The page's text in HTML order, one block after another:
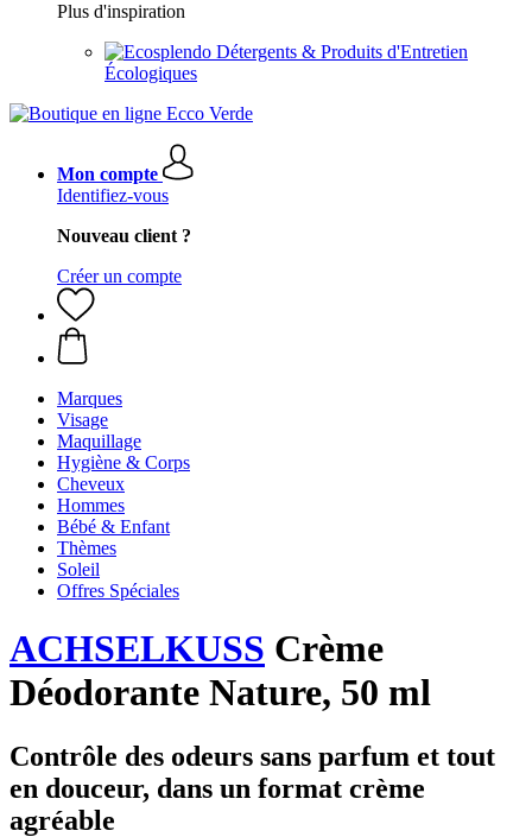
Plus d'inspiration
Détergents & Produits d'Entretien
Écologiques
Mon compte
Identifiez-vous
Nouveau client ?
Créer un compte
Marques
Visage
Maquillage
Hygiène & Corps
Cheveux
Hommes
Bébé & Enfant
Thèmes
Soleil
Offres Spéciales
ACHSELKUSS Crème
Déodorante Nature, 50 ml
Contrôle des odeurs sans parfum et tout
en douceur, dans un format crème
agréable